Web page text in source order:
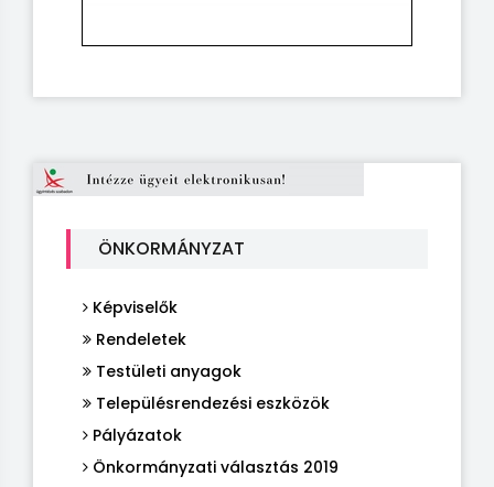
ÖNKORMÁNYZAT
Képviselők
Rendeletek
Testületi anyagok
Településrendezési eszközök
Pályázatok
Önkormányzati választás 2019